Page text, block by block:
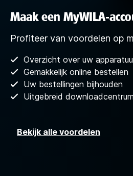
Maak een MyWILA-
Profiteer van voordelen op
Overzicht over uw
Gemakkelijk online bestellen
Uw bestellingen bijhouden
Uitgebreid downloadcentrum
Bekijk alle voordelen